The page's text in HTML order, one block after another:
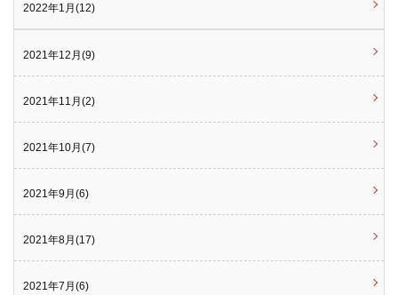
2022年1月(12)
2021年12月(9)
2021年11月(2)
2021年10月(7)
2021年9月(6)
2021年8月(17)
2021年7月(6)